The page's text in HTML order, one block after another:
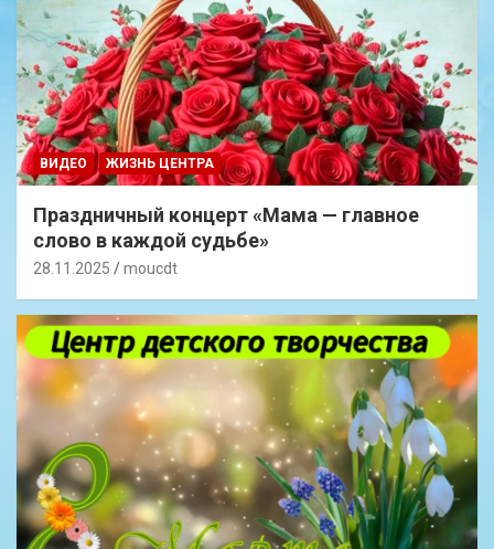
ВИДЕО ЖИЗНЬ ЦЕНТРА
Праздничный концерт «Мама — главное
слово в каждой судьбе»
28.11.2025 moucdt